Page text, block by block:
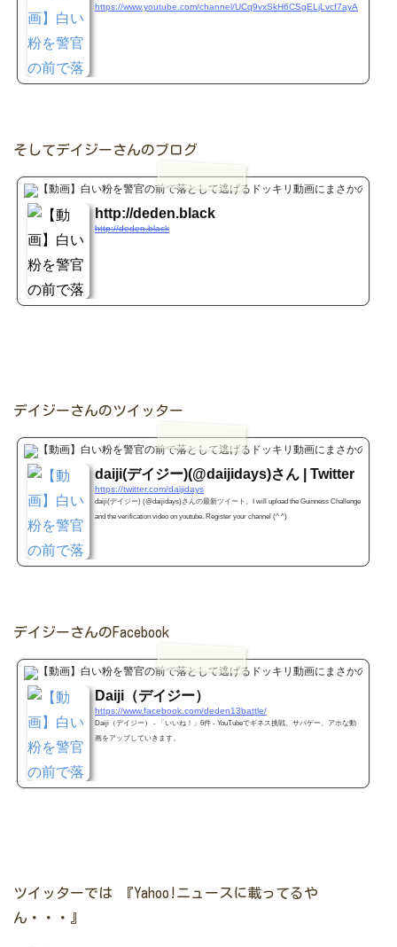
https://www.youtube.com/channel/UCq9vxSkH6CSgELjLvcf7ayA
そしてデイジーさんのブログ
http://deden.black
http://deden.black
デイジーさんのツイッター
daiji(デイジー)(@daijidays)さん | Twitter
https://twitter.com/daijidays
daiji(デイジー) (@daijidays)さんの最新ツイート。I will upload the Guinness Challenge
and the verification video on youtube. Register your channel (^ ^)
デイジーさんのFacebook
Daiji（デイジー）
https://www.facebook.com/deden13battle/
Daiji（デイジー） - 「いいね！」6件 - YouTubeでギネス挑戦、サバゲー、アホな動
画をアップしていきます。
ツイッターでは 『Yahoo!ニュースに載ってるや
ん・・・』